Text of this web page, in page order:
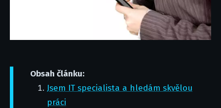
Obsah článku:
Jsem IT specialista a hledám skvělou
práci